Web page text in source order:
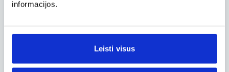
informacijos.
Leisti visus
privalumas!
#letsmakeitflysoon su vaikais!
atostogauti su vaikais! Ar turite kokių nors